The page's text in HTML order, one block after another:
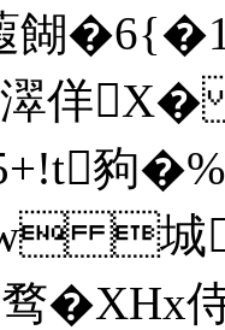
餬
佯X�
豞�%
城